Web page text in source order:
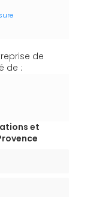
de
de :
et